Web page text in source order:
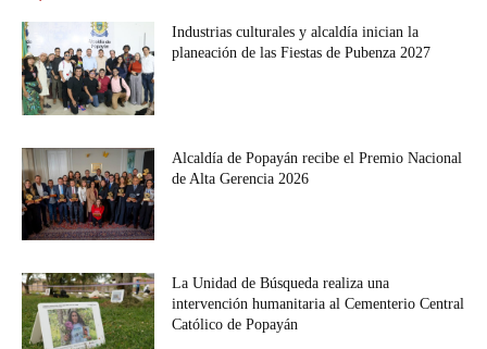
Industrias culturales y alcaldía inician la
planeación de las Fiestas de Pubenza 2027
Alcaldía de Popayán recibe el Premio Nacional
de Alta Gerencia 2026
La Unidad de Búsqueda realiza una
intervención humanitaria al Cementerio Central
Católico de Popayán